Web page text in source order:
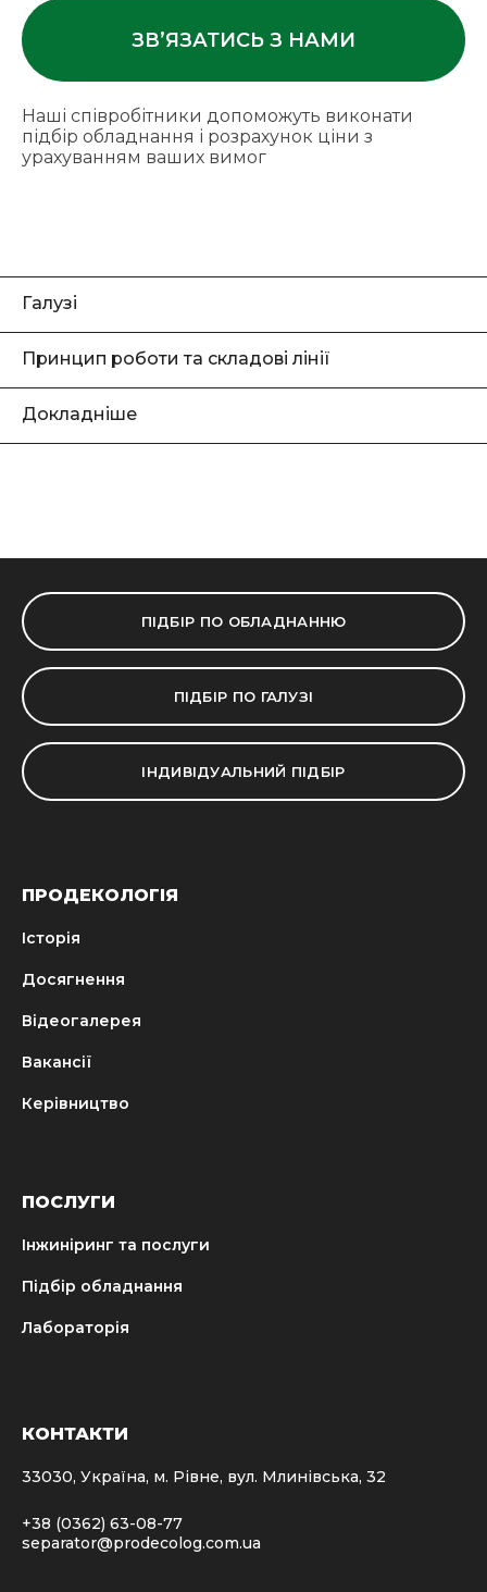
ЗВ’ЯЗАТИСЬ З НАМИ
Наші співробітники допоможуть виконати
підбір обладнання і розрахунок ціни з
урахуванням ваших вимог
Галузі
Принцип роботи та складові лінії
Докладніше
ПІДБІР ПО ОБЛАДНАННЮ
ПІДБІР ПО ГАЛУЗІ
ІНДИВІДУАЛЬНИЙ ПІДБІР
ПРОДЕКОЛОГІЯ
Історія
Досягнення
Відеогалерея
Вакансії
Керівництво
ПОСЛУГИ
Інжиніринг та послуги
Підбір обладнання
Лабораторія
КОНТАКТИ
33030, Україна, м. Рівне, вул. Млинівська, 32
+38 (0362) 63-08-77
separator@prodecolog.com.ua